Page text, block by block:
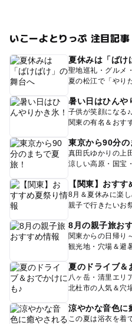
いこーよとりっぷ 注目記事
夏休みは「ばけ
聖地巡礼・グルメ
夏の松江で「やり
暑い日はひんや
子供が笑顔になる
関東の有名＆おす
東京から90分の
真田氏ゆかりの上
涼しい高原・国宝
【関東】おす
8月＆夏休みに楽
親子で行きたいお
8月の親子旅お
関東からの日帰り
観光地・穴場＆避
夏のドライブ＆
八ヶ岳・清里エリ
北杜市の人気＆穴
涼やかな音色に
この夏は浴衣を着